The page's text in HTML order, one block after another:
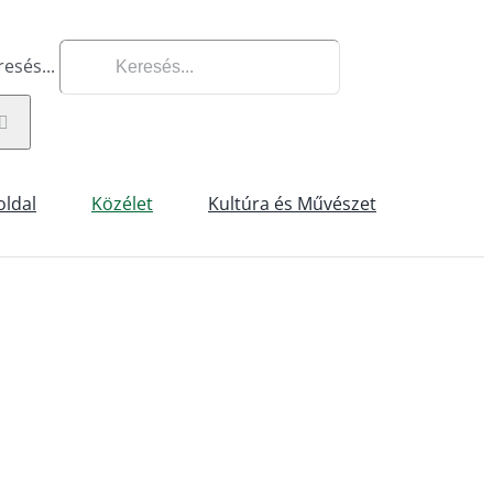
Közélet Kultúra és Művészet